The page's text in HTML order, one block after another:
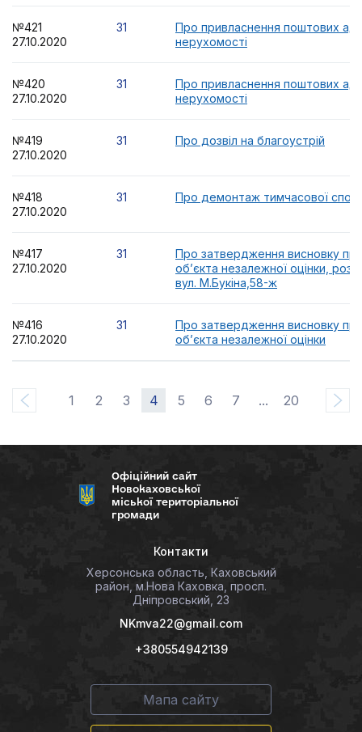
№421
27.10.2020
31
Про привласнення поштових
нерухомості
№420
27.10.2020
31
Про привласнення поштових
нерухомості
№419
27.10.2020
31 Про дозвіл на благоустрій
№418
27.10.2020
31 Про демонтаж тимчасової
№417
27.10.2020
31
Про затвердження висновку
об’єкта незалежної оцінки,
вул. М.Букіна,58-ж
№416
27.10.2020
31
Про затвердження висновку
об’єкта незалежної оцінки
1 2 3 4 5 6 7 ... 20
Офіційний сайт
Новокаховської
міської територіальної
громади
Контакти
Херсонська область, Каховський
район, м.Нова Каховка, просп.
Дніпровський, 23
NKmva22@gmail.com
+380554942139
Мапа сайту